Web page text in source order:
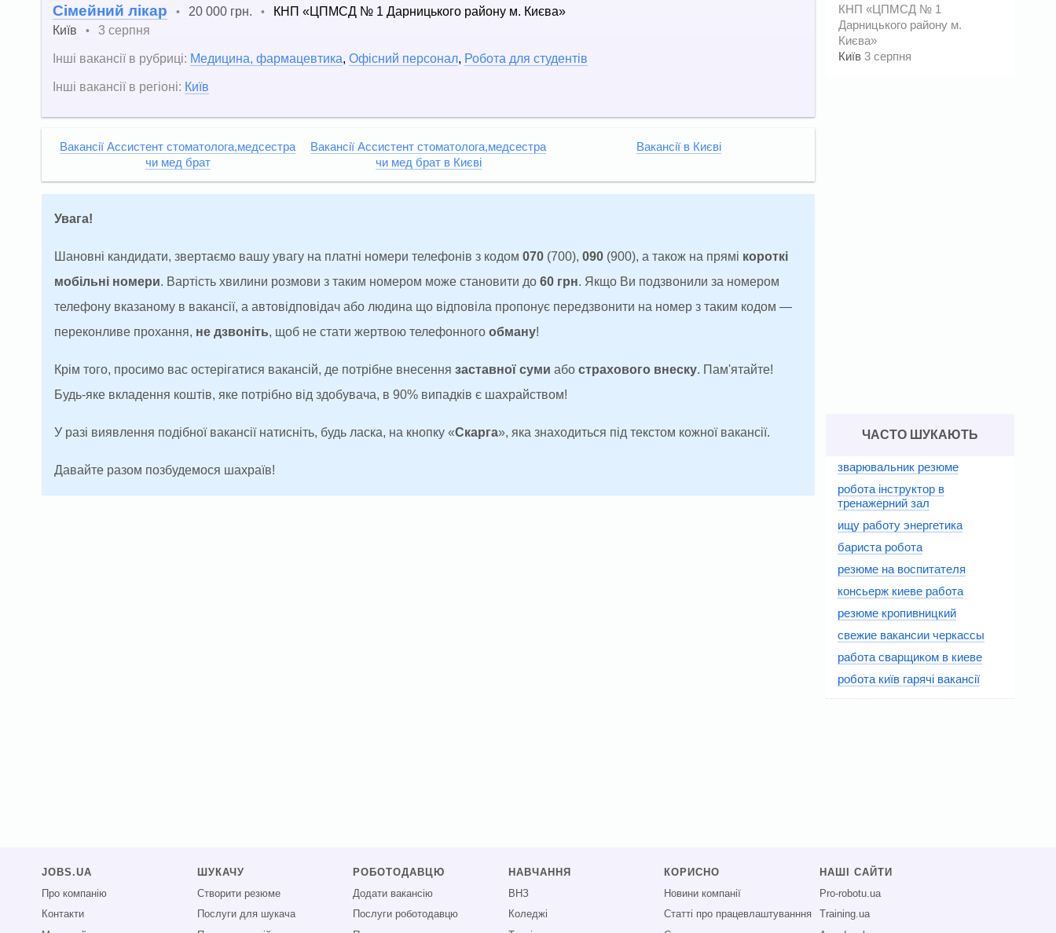
Сімейний лікар • 20 000 грн. •
КНП «ЦПМСД № 1 Дарницького району м. Києва»
Київ
•
3 серпня
Інші вакансії в рубриці: Медицина, фармацевтика Офісний персонал Робота для студентів
Інші вакансії в регіоні: Київ
Вакансії Ассистент стоматолога,медсестра
чи мед брат
Вакансії Ассистент стоматолога,медсестра
чи мед брат в Києві
Вакансії в Києві
Увага!
Шановні кандидати, звертаємо вашу увагу на платні номери телефонів з кодом 070 (700), 090 (900), а також на прямі короткі
мобільні номери. Вартість хвилини розмови з таким номером може становити до 60 грн. Якщо Ви подзвонили за номером
телефону вказаному в вакансії, а автовідповідач або людина що відповіла пропонує передзвонити на номер з таким кодом —
переконливе прохання, не дзвоніть, щоб не стати жертвою телефонного обману!
Крім того, просимо вас остерігатися вакансій, де потрібне внесення заставної суми або страхового внеску. Пам'ятайте!
Будь-яке вкладення коштів, яке потрібно від здобувача, в 90% випадків є шахрайством!
У разі виявлення подібної вакансії натисніть, будь ласка, на кнопку «Скарга», яка знаходиться під текстом кожної вакансії.
Давайте разом позбудемося шахраїв!
КНП «ЦПМСД № 1
Дарницького району м.
Києва»
Київ 3 серпня
ЧАСТО ШУКАЮТЬ
зварювальник резюме
робота інструктор в
тренажерний зал
ищу работу энергетика
бариста робота
резюме на воспитателя
консьерж киеве работа
резюме кропивницкий
свежие вакансии черкассы
работа сварщиком в киеве
робота київ гарячі вакансії
JOBS.UA
Про компанію
Контакти
ШУКАЧУ
Створити резюме
Послуги для шукача
РОБОТОДАВЦЮ
Додати вакансію
Послуги роботодавцю
НАВЧАННЯ
ВНЗ
Коледжі
КОРИСНО
Новини компанії
Статті про працевлаштуванння
НАШІ САЙТИ
Pro-robotu.ua
Training.ua